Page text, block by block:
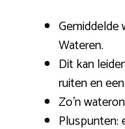
Gemiddelde
Wateren.
Dit kan
ruiten en
Zo’n
Pluspunten: